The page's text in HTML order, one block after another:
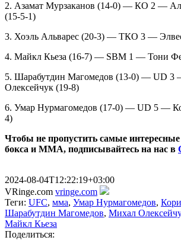
2. Азамат Мурзаканов (14-0) — КО 2 —
(15-5-1)
3. Хоэль Альварес (20-3) — ТКО 3 —
4. Майкл Кьеза (16-7) — SBM 1 — Тони
5. Шарабутдин Магомедов (13-0) — UD
Олексейчук (19-8)
6. Умар Нурмагомедов (17-0) — UD 5 —
4)
Чтобы не пропустить самые
бокса и ММА, подписывайтесь на нас в
2024-08-04T12:22:19+03:00
VRinge.com vringe.com
Теги: UFC, мма, Умар Нурмагомедов,
Шарабутдин Магомедов, Михал
Майкл Кьеза
Поделиться: